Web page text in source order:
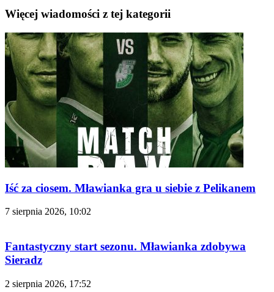
Więcej wiadomości z tej kategorii
Iść za ciosem. Mławianka gra u siebie z Pelikanem
7 sierpnia 2026, 10:02
Fantastyczny start sezonu. Mławianka zdobywa
Sieradz
2 sierpnia 2026, 17:52